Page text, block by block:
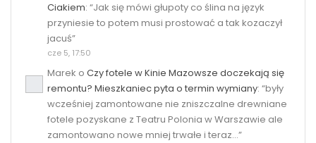
Ciakiem: “Jak się mówi głupoty co ślina na język
przyniesie to potem musi prostować a tak kozaczył
jacuś”
cze 5, 17:50
Marek o Czy fotele w Kinie Mazowsze doczekają się
remontu? Mieszkaniec pyta o termin wymiany: “były
wcześniej zamontowane nie zniszczalne drewniane
fotele pozyskane z Teatru Polonia w Warszawie ale
zamontowano nowe mniej trwałe i teraz…”